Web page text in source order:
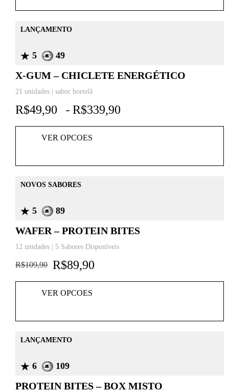
LANÇAMENTO
5 49
X-GUM – CHICLETE ENERGÉTICO
21 unidades | sabor hortelã
R$49,90 - R$339,90
VER OPCOES
NOVOS SABORES
5 89
WAFER – PROTEIN BITES
12 unidades | 5 Sabores Disponíveis
R$109,90 R$89,90
VER OPCOES
LANÇAMENTO
6 109
PROTEIN BITES – BOX MISTO